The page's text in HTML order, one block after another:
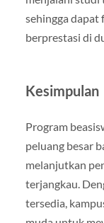
sehingga dapat
berprestasi di
Kesimpulan
Program
peluang besar
melanjutkan
terjangkau.
tersedia,